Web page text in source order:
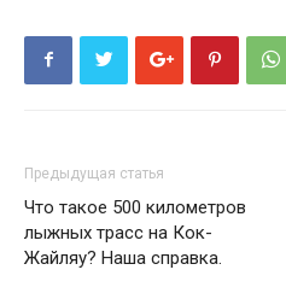
Предыдущая статья
Что такое 500 километров
лыжных трасс на Кок-
Жайляу? Наша справка.